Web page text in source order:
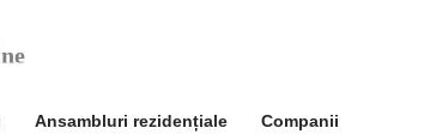
Ansambluri rezidențiale Companii